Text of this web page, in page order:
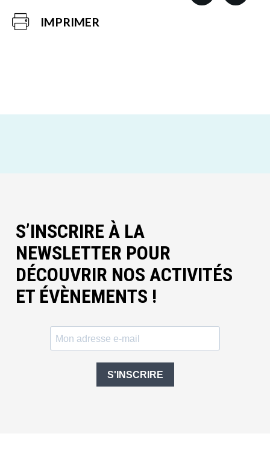
IMPRIMER
S’INSCRIRE À LA
NEWSLETTER POUR
DÉCOUVRIR NOS ACTIVITÉS
ET ÉVÈNEMENTS !
S'INSCRIRE